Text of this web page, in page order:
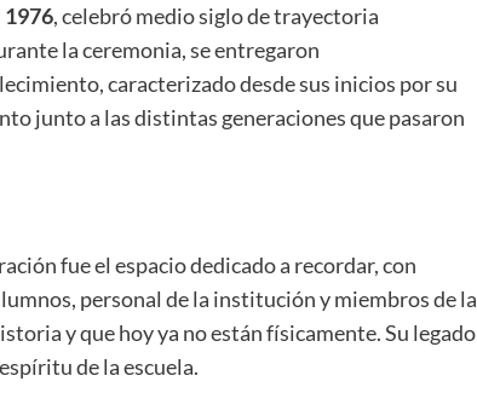
1976, celebró medio siglo de trayectoria
la ceremonia, se entregaron
caracterizado desde sus inicios por su
junto a las distintas generaciones que pasaron
fue el espacio dedicado a recordar, con
personal de la institución y miembros de la
y que hoy ya no están físicamente. Su legado
de la escuela.